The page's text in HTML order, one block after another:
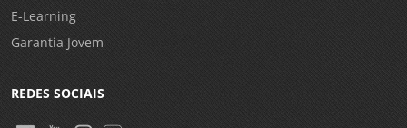
E-Learning
Garantia Jovem
REDES SOCIAIS